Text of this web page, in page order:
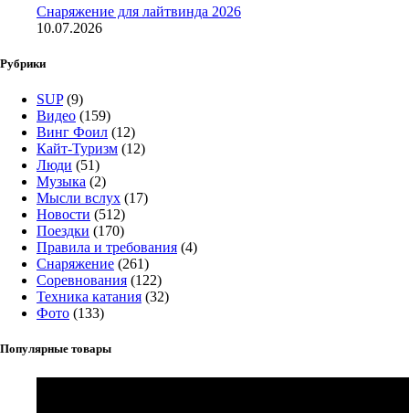
Снаряжение для лайтвинда 2026
10.07.2026
Рубрики
SUP(9)
Видео (159)
Винг Фоил (12)
Кайт-Туризм (12)
Люди (51)
Музыка (2)
Мысли вслух (17)
Новости (512)
Поездки (170)
Правила и требования (4)
Снаряжение (261)
Соревнования (122)
Техника катания (32)
Фото (133)
Популярные товары